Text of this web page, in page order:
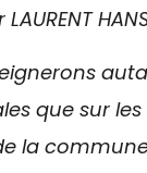
que sur
la